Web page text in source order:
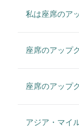
私は座席のア
座席のアップ
座席のアップ
アジア・マイ